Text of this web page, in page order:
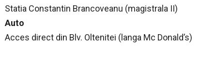
Statia Constantin Brancoveanu (magistrala II)
Auto
Acces direct din Blv. Oltenitei (langa Mc Donald’s)